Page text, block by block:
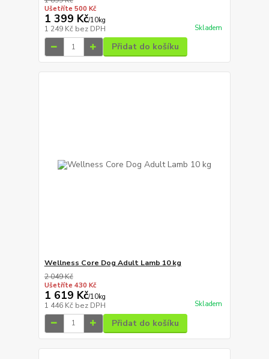
Ušetříte 500 Kč
1 399 Kč/10kg
1 249 Kč bez DPH Skladem
Přidat do košíku
Wellness Core Dog Adult Lamb 10 kg
2 049 Kč
Ušetříte 430 Kč
1 619 Kč/10kg
1 446 Kč bez DPH Skladem
Přidat do košíku